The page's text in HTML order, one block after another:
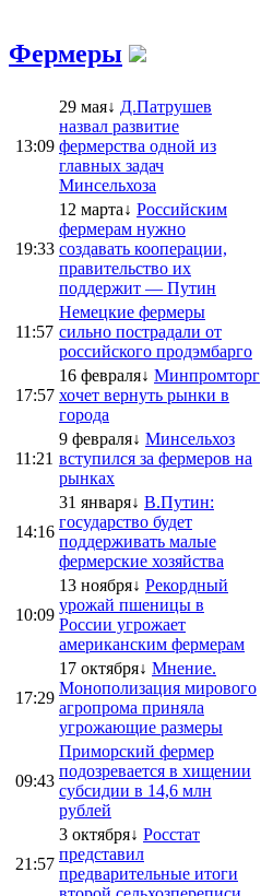
Фермеры
13:09
29 мая↓ Д.Патрушев
назвал развитие
фермерства одной из
главных задач
Минсельхоза
19:33
12 марта↓ Российским
фермерам нужно
создавать кооперации,
правительство их
поддержит — Путин
11:57
Немецкие фермеры
сильно пострадали от
российского продэмбарго
17:57
16 февраля↓ Минпромторг
хочет вернуть рынки в
города
11:21
9 февраля↓ Минсельхоз
вступился за фермеров на
рынках
14:16
31 января↓ В.Путин:
государство будет
поддерживать малые
фермерские хозяйства
10:09
13 ноября↓ Рекордный
урожай пшеницы в
России угрожает
американским фермерам
17:29
17 октября↓ Мнение.
Монополизация мирового
агропрома приняла
угрожающие размеры
09:43
Приморский фермер
подозревается в хищении
субсидии в 14,6 млн
рублей
21:57
3 октября↓ Росстат
представил
предварительные итоги